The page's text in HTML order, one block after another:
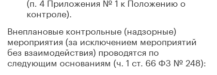
контроле).
Внеплановые контрольные (надзорные)
мероприятия (за исключением мероприятий
без взаимодействия) проводятся по
следующим основаниям (ч. 1 ст. 66 ФЗ № 248):